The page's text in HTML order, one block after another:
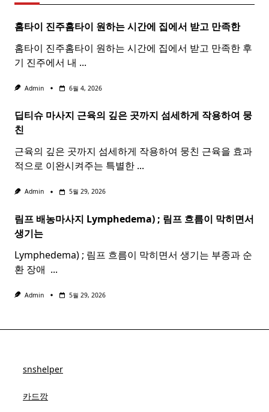
홈타이 진주홈타이 원하는 시간에 집에서 받고 만족한
홈타이 진주홈타이 원하는 시간에 집에서 받고 만족한 후
기 진주에서 내 ...
Admin 6월 4, 2026
딥티슈 마사지 근육의 깊은 곳까지 섬세하게 작용하여 뭉
친
근육의 깊은 곳까지 섬세하게 작용하여 뭉친 근육을 효과
적으로 이완시켜주는 특별한 ...
Admin 5월 29, 2026
림프 배농마사지 Lymphedema) ; 림프 흐름이 막히면서
생기는
Lymphedema) ; 림프 흐름이 막히면서 생기는 부종과 순
환 장애 ​ ...
Admin 5월 29, 2026
snshelper
카드깡